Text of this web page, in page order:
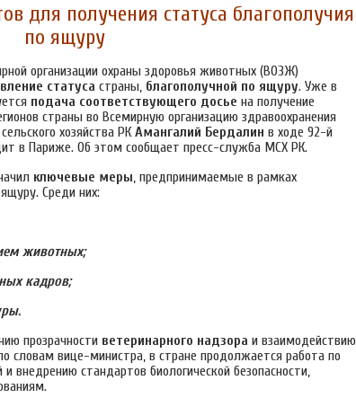
для получения статуса благополучия
по ящуру
организации охраны здоровья животных (ВОЗЖ)
статуса страны, благополучной по ящуру. Уже в
подача соответствующего досье на получение
страны во Всемирную организацию здравоохранения
хозяйства РКАмангалий Бердалин в ходе 92-й
в Париже. Об этом сообщает пресс-служба МСХ РК.
ключевые меры, предпринимаемые в рамках
ящуру. Среди них:
животных;
кадров;
прозрачности ветеринарного надзора и взаимодействию
словам вице-министра, в стране продолжается работа по
внедрению стандартов биологической безопасности,